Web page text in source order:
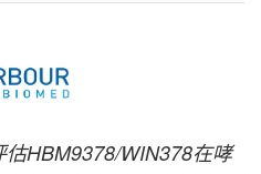
估HBM9378/WIN378在哮